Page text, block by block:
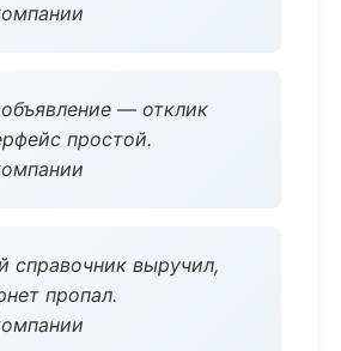
— отклик
простой.
справочник выручил,
пропал.